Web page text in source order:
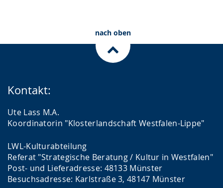
nach oben
Kontakt:
Ute Lass M.A.
Koordinatorin "Klosterlandschaft Westfalen-Lippe"
LWL-Kulturabteilung
Referat "Strategische Beratung / Kultur in Westfalen"
Post- und Lieferadresse: 48133 Münster
Besuchsadresse: Karlstraße 3, 48147 Münster